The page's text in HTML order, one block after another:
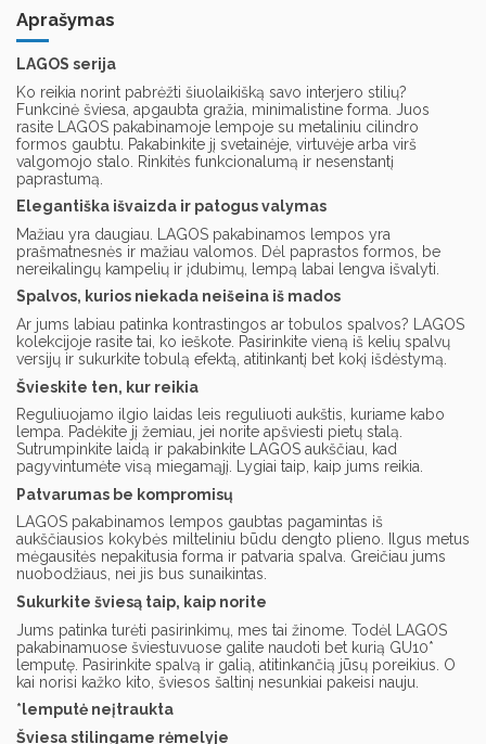
Aprašymas
LAGOS serija
Ko reikia norint pabrėžti šiuolaikišką savo interjero stilių?
Funkcinė šviesa, apgaubta gražia, minimalistine forma. Juos
rasite LAGOS pakabinamoje lempoje su metaliniu cilindro
formos gaubtu. Pakabinkite jį svetainėje, virtuvėje arba virš
valgomojo stalo. Rinkitės funkcionalumą ir nesenstantį
paprastumą.
Elegantiška išvaizda ir patogus valymas
Mažiau yra daugiau. LAGOS pakabinamos lempos yra
prašmatnesnės ir mažiau valomos. Dėl paprastos formos, be
nereikalingų kampelių ir įdubimų, lempą labai lengva išvalyti.
Spalvos, kurios niekada neišeina iš mados
Ar jums labiau patinka kontrastingos ar tobulos spalvos? LAGOS
kolekcijoje rasite tai, ko ieškote. Pasirinkite vieną iš kelių spalvų
versijų ir sukurkite tobulą efektą, atitinkantį bet kokį išdėstymą.
Švieskite ten, kur reikia
Reguliuojamo ilgio laidas leis reguliuoti aukštis, kuriame kabo
lempa. Padėkite jį žemiau, jei norite apšviesti pietų stalą.
Sutrumpinkite laidą ir pakabinkite LAGOS aukščiau, kad
pagyvintumėte visą miegamąjį. Lygiai taip, kaip jums reikia.
Patvarumas be kompromisų
LAGOS pakabinamos lempos gaubtas pagamintas iš
aukščiausios kokybės milteliniu būdu dengto plieno. Ilgus metus
mėgausitės nepakitusia forma ir patvaria spalva. Greičiau jums
nuobodžiaus, nei jis bus sunaikintas.
Sukurkite šviesą taip, kaip norite
Jums patinka turėti pasirinkimų, mes tai žinome. Todėl LAGOS
pakabinamuose šviestuvuose galite naudoti bet kurią GU10*
lemputę. Pasirinkite spalvą ir galią, atitinkančią jūsų poreikius. O
kai norisi kažko kito, šviesos šaltinį nesunkiai pakeisi nauju.
*lemputė neįtraukta
Šviesa stilingame rėmelyje